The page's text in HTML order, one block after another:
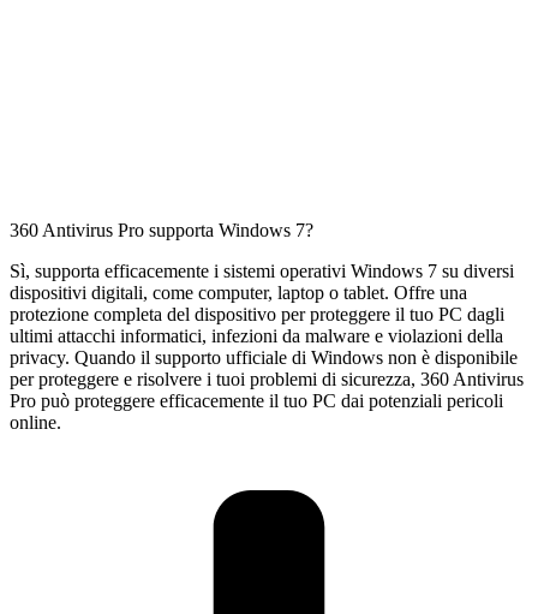
360 Antivirus Pro supporta Windows 7?
Sì, supporta efficacemente i sistemi operativi Windows 7 su diversi
dispositivi digitali, come computer, laptop o tablet. Offre una
protezione completa del dispositivo per proteggere il tuo PC dagli
ultimi attacchi informatici, infezioni da malware e violazioni della
privacy. Quando il supporto ufficiale di Windows non è disponibile
per proteggere e risolvere i tuoi problemi di sicurezza, 360 Antivirus
Pro può proteggere efficacemente il tuo PC dai potenziali pericoli
online.